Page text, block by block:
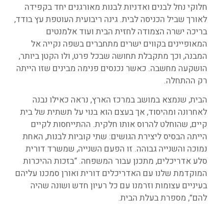
חלוקי נחל לבנים ואדניות לבנות מאורגנים יחד בקפידה
לאורך שביל הכניסה לבית. גינה ריבועית העוטפת עץ בודד,
בריכה ישרה הצמודה לחזית הבית ועוד אלמנטים
המאופיינים בקווים ישרים מתחברים בשפה נקייה אל
המבנה, וכך מתקבלת תחושה שבכל פרט, ולו הקטן ביותר,
הושקעה מחשבה. כאשר נכנסים פנימה מבינים שזו הייתה
רק ההתחלה.
הבית, שנמצא במושב במרכז הארץ, נראה כאילו נבנה
לאחרונה ומהיסוד, אך בעצם הוא בנוי על תשתית של בית
קיים, שהוחלט להרוס אותו חלקית. ההתייחסות לקיים
הייתה הבסיס ליצירת הגושים: שתי קוביות לבנות, האחת
נמוכה והשנייה גבוהה. זו הפעם השנייה, שמשרד דורית
סלע אדריכלים, מתכנן עבור המשפחה. “בזכות ההיכרות
המוקדמת שלנו עם האדריכלים דורית ואורן סמכנו עליהם
בעיניים עצומות וזרמנו עם כל רעיון חדש ושונה שהיה
להם”, מספרת בעלת הבית.